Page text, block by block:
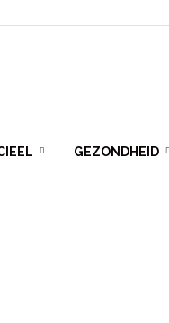
GEZONDHEID